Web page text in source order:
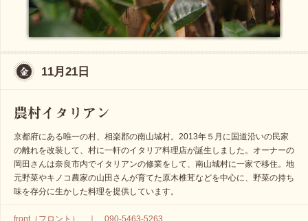
11月21日
京都府にある唯一の村、相楽郡の南山城村。2013年５月に国道沿いの民家
の離れを改装して、村に一軒のイタリア料理店が誕生しました。オーナーの
岡田さんは奈良市内でイタリアンの修業をして、南山城村に一家で移住。地
元野菜やキノコ農家の山田さんが育てた原木椎茸などを中心に、野菜の持ち
味を存分に生かした料理を提供しています。
front（フロント） ｜ 090-5463-5263